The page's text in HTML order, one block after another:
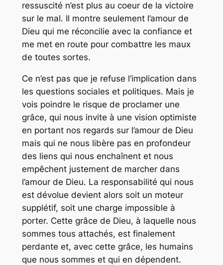
ressuscité n’est plus au coeur de la victoire
sur le mal. Il montre seulement l’amour de
Dieu qui me réconcilie avec la confiance et
me met en route pour combattre les maux
de toutes sortes.
Ce n’est pas que je refuse l’implication dans
les questions sociales et politiques. Mais je
vois poindre le risque de proclamer une
grâce, qui nous invite à une vision optimiste
en portant nos regards sur l’amour de Dieu
mais qui ne nous libère pas en profondeur
des liens qui nous enchaînent et nous
empêchent justement de marcher dans
l’amour de Dieu. La responsabilité qui nous
est dévolue devient alors soit un moteur
supplétif, soit une charge impossible à
porter. Cette grâce de Dieu, à laquelle nous
sommes tous attachés, est finalement
perdante et, avec cette grâce, les humains
que nous sommes et qui en dépendent.